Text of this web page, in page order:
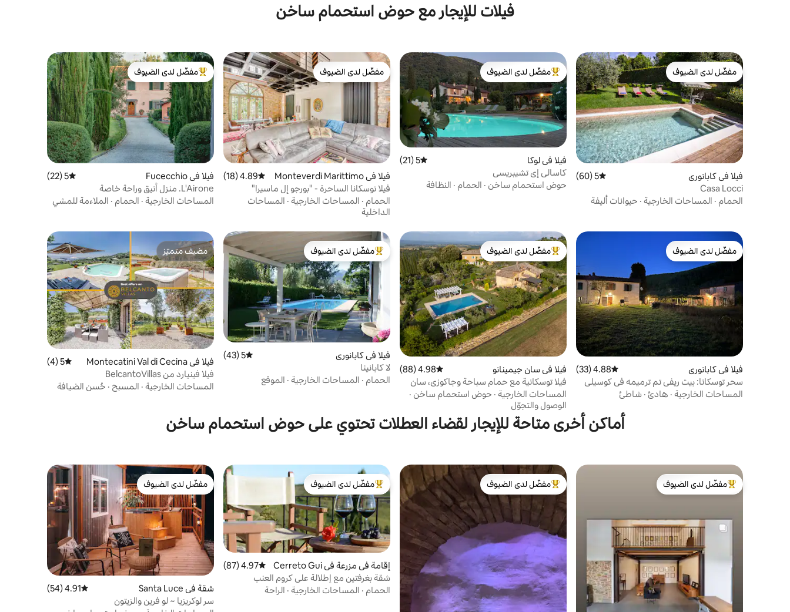
فيلات للإيجار مع حوض استحمام ساخن
مفضّل لدى الضيوف
مفضّل لدى الضيوف
فيلا في كابانوري متوسط التقييم 5 من 5، 60 مراجعات
5 (60)
Casa Locci
الحمام · المساحات الخارجية · حيوانات أليفة
من أبرز البيوت المفضّلة لدى الضيوف
مفضّل لدى الضيوف
فيلا في لوكا متوسط التقييم 5 من 5، 21 مراجعات
5 (21)
كاسالي إي تشيبريسي
حوض استحمام ساخن · الحمام · النظافة
مفضّل لدى الضيوف
مفضّل لدى الضيوف
فيلا في Monteverdi Marittimo متوسط التقييم 4.89 من 5، 18 مراجعات
4.89 (18)
فيلا توسكانا الساحرة - "بورجو إل ماسيرا"
الحمام · المساحات الخارجية · المساحات
الداخلية
من أبرز البيوت المفضّلة لدى الضيوف
مفضّل لدى الضيوف
فيلا في Fucecchio متوسط التقييم 5 من 5، 22 مراجعات
5 (22)
L'Airone. منزل أنيق وراحة خاصة
المساحات الخارجية · الحمام · الملاءمة للمشي
مفضّل لدى الضيوف
مفضّل لدى الضيوف
فيلا في كابانوري متوسط التقييم 4.88 من 5، 33 مراجعات
4.88 (33)
سحر توسكانا: بيت ريفي تم ترميمه في كوسيلي
المساحات الخارجية · هادئ · شاطئ
من أبرز البيوت المفضّلة لدى الضيوف
مفضّل لدى الضيوف
فيلا في سان جيمينانو متوسط التقييم 4.98 من 5، 88 مراجعات
4.98 (88)
فيلا توسكانية مع حمام سباحة وجاكوزي، سان
جيمينيانو
المساحات الخارجية · حوض استحمام ساخن ·
الوصول والتجوّل
من أبرز البيوت المفضّلة لدى الضيوف
مفضّل لدى الضيوف
فيلا في كابانوري متوسط التقييم 5 من 5، 43 مراجعات
5 (43)
لا كابانينا
الحمام · المساحات الخارجية · الموقع
مضيف متميّز
مضيف متميّز
فيلا في Montecatini Val di Cecina متوسط التقييم 5 من 5، 4 مراجعات
5 (4)
فيلا فينيارد من BelcantoVillas
المساحات الخارجية · المسبح · حُسن الضيافة
أماكن أخرى متاحة للإيجار لقضاء العطلات تحتوي على حوض استحمام ساخن
من أبرز البيوت المفضّلة لدى الضيوف
مفضّل لدى الضيوف
من أبرز البيوت المفضّلة لدى الضيوف
مفضّل لدى الضيوف
من أبرز البيوت المفضّلة لدى الضيوف
مفضّل لدى الضيوف
إقامة في مزرعة في Cerreto Gui
di
متوسط التقييم 4.97 من 5، 87 مراجعات
4.97 (87)
شقة بغرفتين مع إطلالة على كروم العنب
الحمام · المساحات الخارجية · الراحة
مفضّل لدى الضيوف
مفضّل لدى الضيوف
شقة في Santa Luce متوسط التقييم 4.91 من 5، 54 مراجعات
4.91 (54)
سر لوكريزيا ~ لو فرين والزيتون